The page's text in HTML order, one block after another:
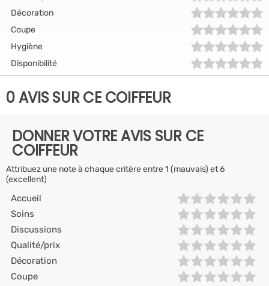
Décoration
Coupe
Hygiène
Disponibilité
0 AVIS SUR CE COIFFEUR
DONNER VOTRE AVIS SUR CE
COIFFEUR
Attribuez une note à chaque critère entre 1 (mauvais) et 6
(excellent)
Accueil
Soins
Discussions
Qualité/prix
Décoration
Coupe